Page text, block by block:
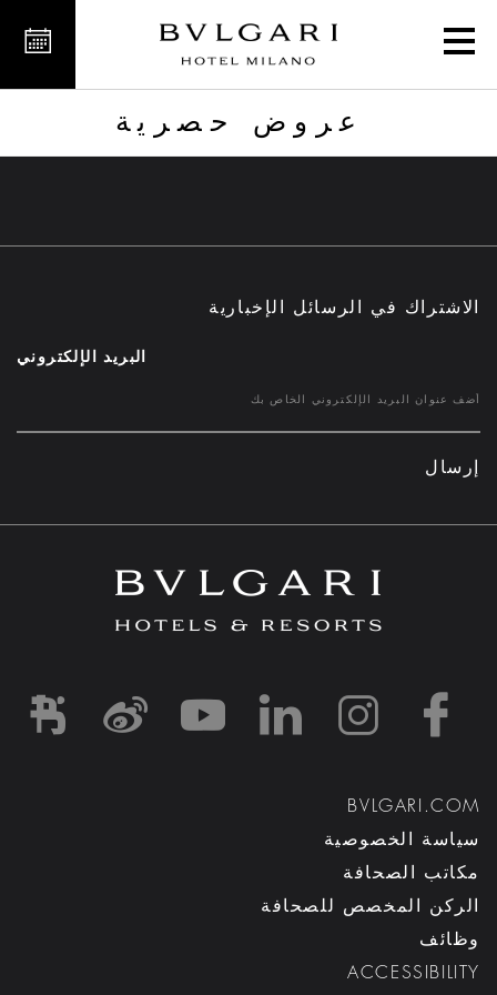
عروض حصرية
عروض حصرية
الاشتراك في الرسائل الإخبارية
البريد الإلكتروني
إرسال
bvlgarihotels/
resorts/
BVLGARI.COM
سياسة الخصوصية
مكاتب الصحافة
الركن المخصص للصحافة
وظائف
ACCESSIBILITY